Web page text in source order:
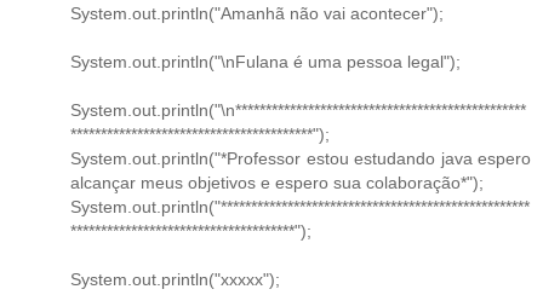
System.out.println("Amanhã não vai acontecer");
System.out.println("\nFulana é uma pessoa legal");
System.out.println("\n************************************************
****************************************");
System.out.println("*Professor estou estudando java espero
alcançar meus objetivos e espero sua colaboração*");
System.out.println("***************************************************
*************************************");
System.out.println("xxxxx");